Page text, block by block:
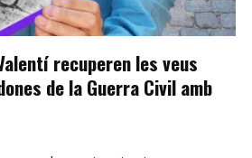
recuperen les veus
de la Guerra Civil amb